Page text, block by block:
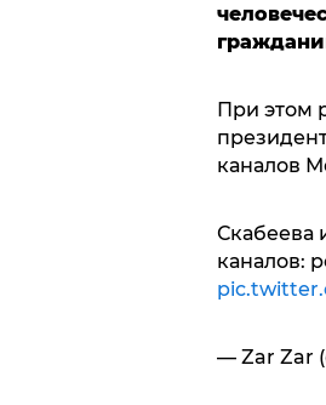
При этом
каналов
Скабеева
каналов:
— Zar Zar